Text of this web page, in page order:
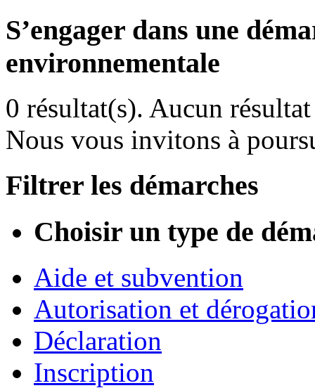
S’engager dans une
environnementale
0 résultat(s). Aucun
Nous vous invitons à
Filtrer les démarches
Choisir un type de
Aide et subvention
Autorisation et
Déclaration
Inscription